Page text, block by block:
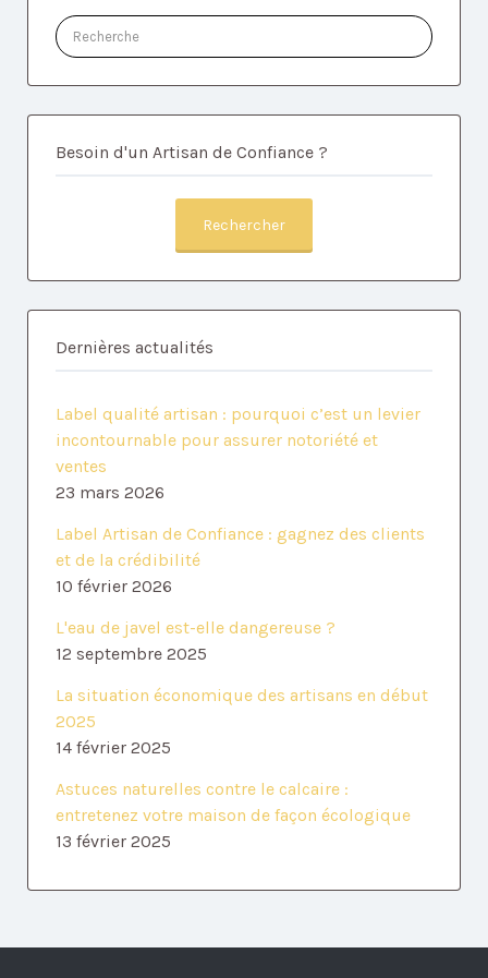
Rechercher:
Besoin d'un Artisan de Confiance ?
Rechercher
Dernières actualités
Label qualité artisan : pourquoi c’est un levier
incontournable pour assurer notoriété et
ventes
23 mars 2026
Label Artisan de Confiance : gagnez des clients
et de la crédibilité
10 février 2026
L'eau de javel est-elle dangereuse ?
12 septembre 2025
La situation économique des artisans en début
2025
14 février 2025
Astuces naturelles contre le calcaire :
entretenez votre maison de façon écologique
13 février 2025